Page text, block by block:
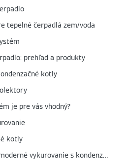
tepelné čerpadlá zem/voda
prehľad a produkty
kotly
je pre vás vhodný?
kotly
Plynové vykurovanie: moderné vykurovanie s kondenzačnou technológiou